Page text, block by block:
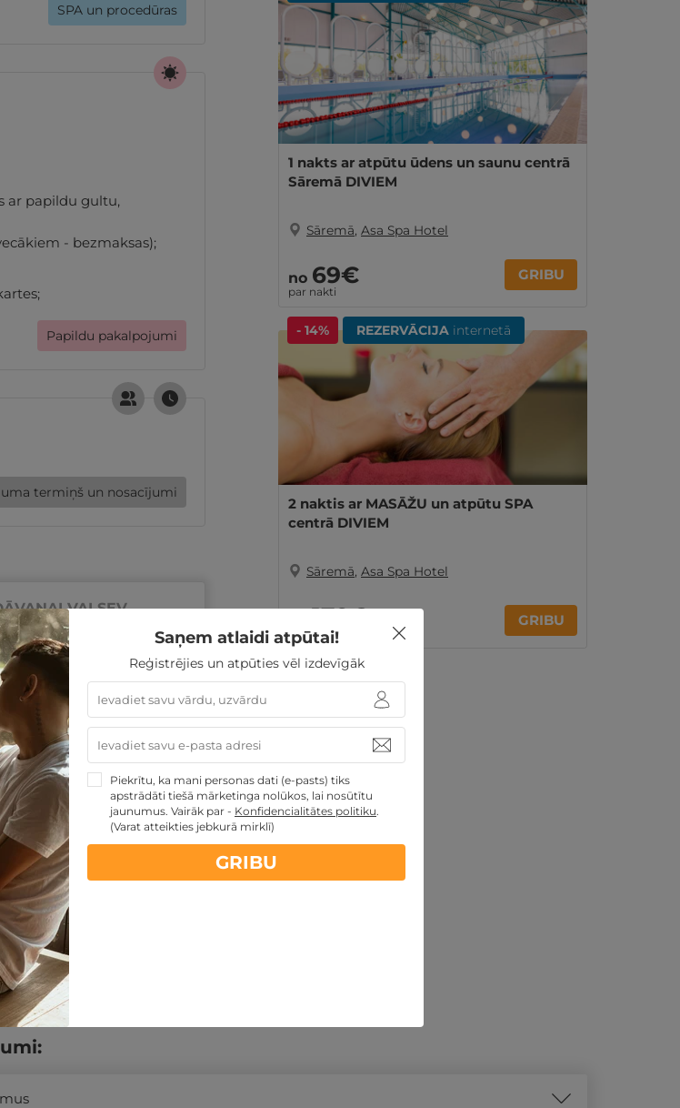
SPA un procedūras
ar papildu gultu,
- bezmaksas);
Papildu pakalpojumi
termiņš un nosacījumi
VAI SEV
piedāvājumu
MAINĪT
1 nakts ar atpūtu ūdens un saunu centrā
Sāremā DIVIEM
Sāremā, Asa Spa Hotel
no 69€
par nakti
GRIBU
- 14% REZERVĀCIJA internetā
2 naktis ar MASĀŽU un atpūtu SPA
centrā DIVIEM
Sāremā, Asa Spa Hotel
179€
Par 2 naktīm
GRIBU
Saņem atlaidi atpūtai!
Reģistrējies un atpūties vēl izdevīgāk
Piekrītu, ka mani personas dati (e-pasts) tiks
apstrādāti tiešā mārketinga nolūkos, lai nosūtītu
jaunumus. Vairāk par - Konfidencialitātes politiku.
(Varat atteikties jebkurā mirklī)
GRIBU